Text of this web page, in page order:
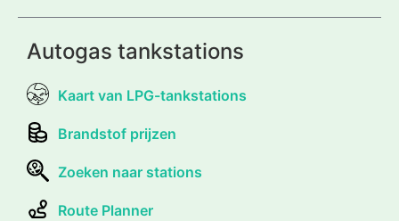
Autogas tankstations
Kaart van LPG-tankstations
Brandstof prijzen
Zoeken naar stations
Route Planner